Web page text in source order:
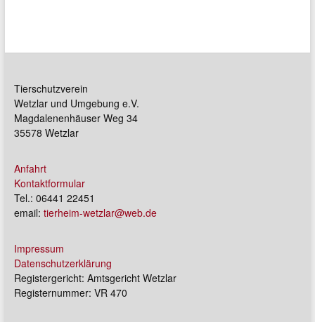
Tierschutzverein
Wetzlar und Umgebung e.V.
Magdalenenhäuser Weg 34
35578 Wetzlar
Anfahrt
Kontaktformular
Tel.: 06441 22451
email: tierheim-wetzlar@web.de
Impressum
Datenschutzerklärung
Registergericht: Amtsgericht Wetzlar
Registernummer: VR 470